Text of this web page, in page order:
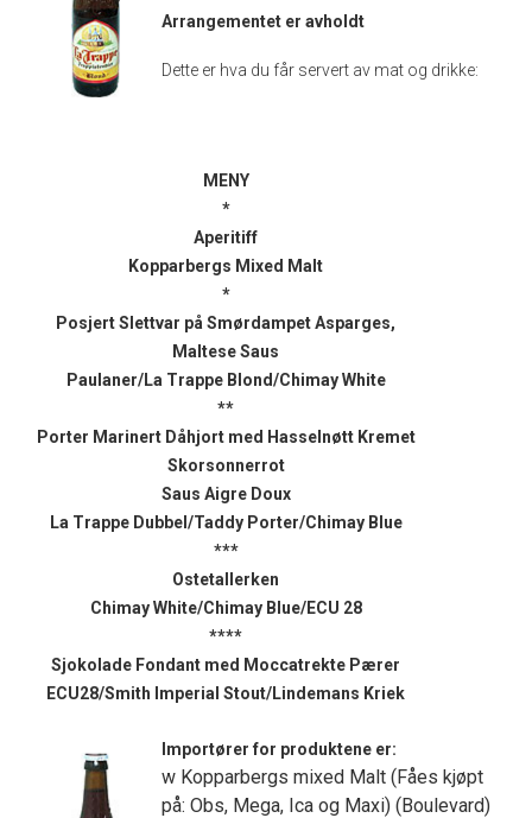
Arrangementet er avholdt
Dette er hva du får servert av mat og drikke:
MENY
*
Aperitiff
Kopparbergs Mixed Malt
*
Posjert Slettvar på Smørdampet Asparges,
Maltese Saus
Paulaner/La Trappe Blond/Chimay White
**
Porter Marinert Dåhjort med Hasselnøtt Kremet
Skorsonnerrot
Saus Aigre Doux
La Trappe Dubbel/Taddy Porter/Chimay Blue
***
Ostetallerken
Chimay White/Chimay Blue/ECU 28
****
Sjokolade Fondant med Moccatrekte Pærer
ECU28/Smith Imperial Stout/Lindemans Kriek
Importører for produktene er:
w Kopparbergs mixed Malt (Fåes kjøpt
på: Obs, Mega, Ica og Maxi) (Boulevard)